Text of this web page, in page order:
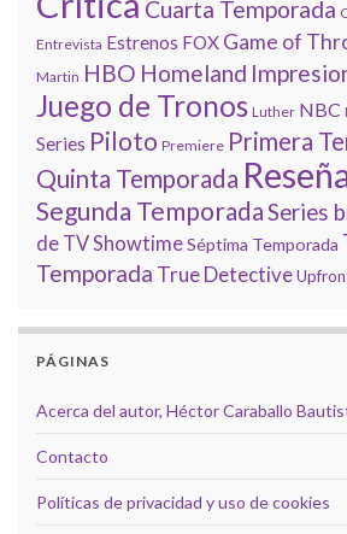
Cuarta Temporada
Entrevista Estrenos FOX Game of
Martin HBO Homeland
Juego de Tronos Luther NBC
Series Piloto Premiere Primera
Quinta Temporada
Segunda TemporadaSeries
de TVShowtimeSéptima Temporada
Temporada True Detective
PÁGINAS
Acerca del autor, Héctor Caraballo
Contacto
Políticas de privacidad y uso de cookies